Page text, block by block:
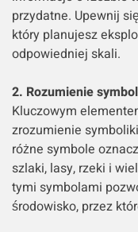
przydatne. Upewnij
który planujesz
odpowiedniej skali.
2. Rozumienie
Kluczowym
zrozumienie
różne symbole
szlaki, lasy, rzeki i
tymi symbolami
środowisko, przez